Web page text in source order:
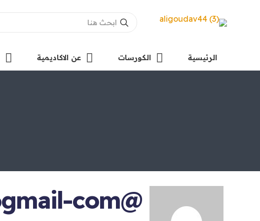
الرئيسية الكورسات عن الاكاديمية
@hassanemo56gmail-com